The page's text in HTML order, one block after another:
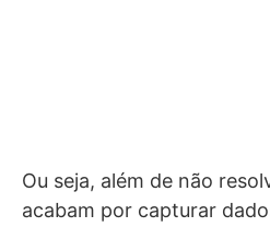
Ou seja, além de não
acabam por capturar